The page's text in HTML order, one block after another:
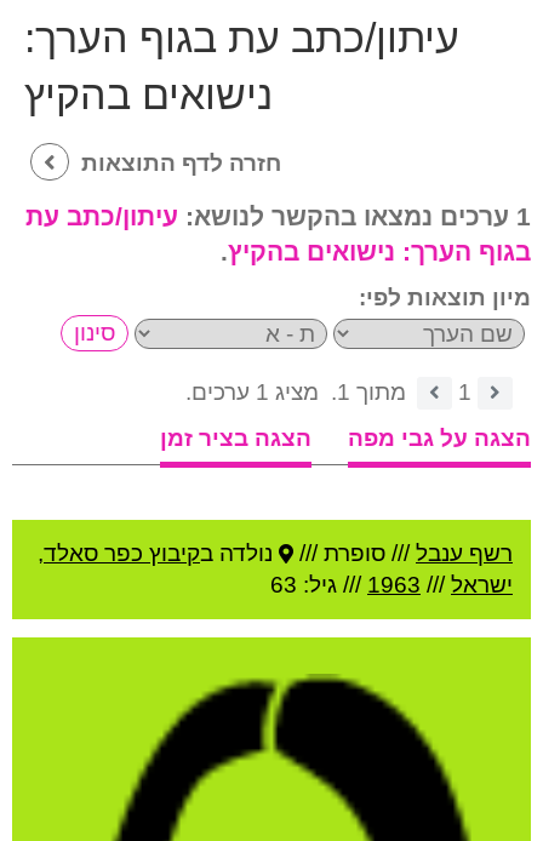
עיתון/כתב עת בגוף הערך:
נישואים בהקיץ
חזרה לדף התוצאות
1 ערכים נמצאו בהקשר לנושא:
עיתון/כתב עת
בגוף הערך: נישואים בהקיץ.
מיון תוצאות לפי:
1 מתוך 1.
מציג 1 ערכים.
הצגה על גבי מפה
הצגה בציר זמן
רשף ענבל/// סופרת /// נולדה בקיבוץ כפר סאלד,
ישראל///
1963 /// גיל: 63